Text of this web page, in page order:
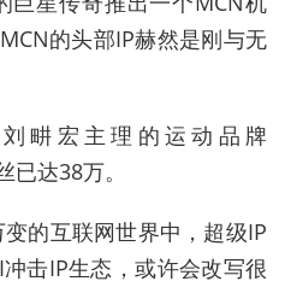
的头部IP赫然是刚与无
畊宏主理的运动品牌
已达38万。
的互联网世界中，超级IP
击IP生态，或许会改写很